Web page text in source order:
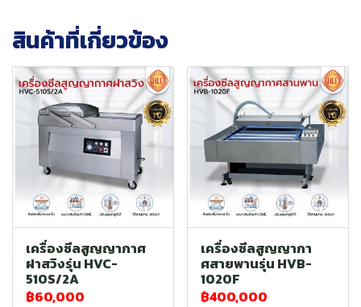
สินค้าที่เกี่ยวข้อง
เครื่องซีลสูญญากาศ
ฝาสวิงรุ่น HVC-
510S/2A
฿60,000
เครื่องซีลสูญญากา
ศสายพานรุ่น HVB-
1020F
฿400,000